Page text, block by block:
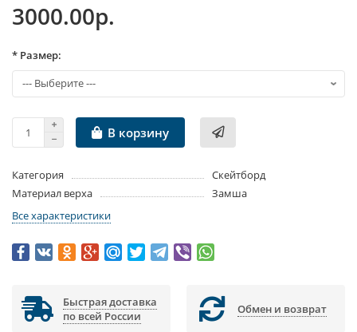
3000.00р.
* Размер:
В корзину
Категория
Скейтборд
Материал верха
Замша
Все характеристики
Быстрая доставка
по всей России
Обмен и возврат